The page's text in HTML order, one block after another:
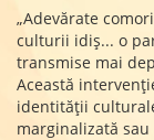
„Adevărate
culturii idiș... o
transmise mai
Această
identității
marginalizată